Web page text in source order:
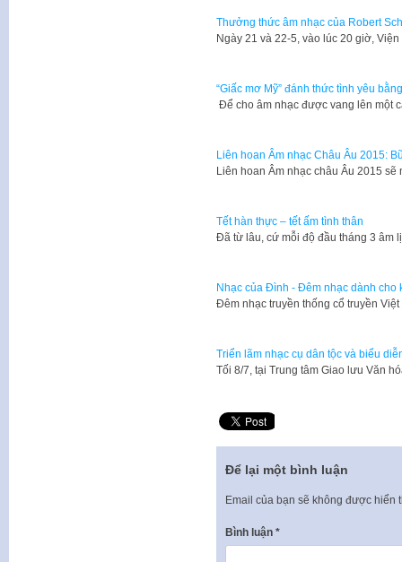
Thưởng thức âm nhạc của Robert
Ngày 21 và 22-5, vào lúc 20 giờ,
“Giấc mơ Mỹ” đánh thức tình yêu
Để cho âm nhạc được vang lên một
Liên hoan Âm nhạc Châu Âu 2015:
Liên hoan Âm nhạc châu Âu 2015
Tết hàn thực – tết ấm tình thân
Đã từ lâu, cứ mỗi độ đầu tháng 3 âm
Nhạc của Đình - Đêm nhạc dành cho
Đêm nhạc truyền thống cổ truyền
Triển lãm nhạc cụ dân tộc và biểu
Tối 8/7, tại Trung tâm Giao lưu Văn
Để lại một bình luận
Email của bạn sẽ không được hiển
Bình luận *